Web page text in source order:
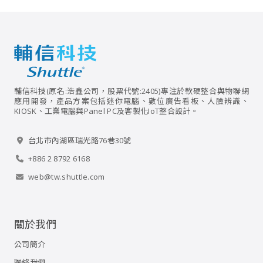
輔信科技(原名:浩鑫公司，股票代號:2405)專注於軟硬整合與物聯網
應用開發，產品方案包括迷你電腦、數位廣告看板、人臉辨識、
KIOSK、工業電腦與Panel PC及客製化IoT整合設計。
台北市內湖區瑞光路76巷30號
+886 2 8792 6168
web@tw.shuttle.com
關於我們
公司簡介